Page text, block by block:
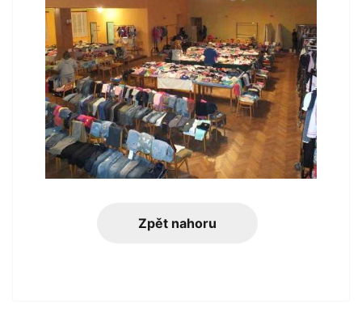
Zpět nahoru